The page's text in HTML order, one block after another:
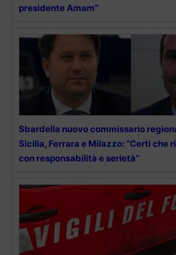
presidente Amam”
Sbardella nuovo commissario
Sicilia, Ferrara e Milazzo: “Certi che
con responsabilità e serietà”